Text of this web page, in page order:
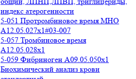
индекс атерогенности
5-051 Протромбиновое время МНО
А12.05.027x1#03-007
5-057 Тромбиновое время
А12.05.028x1
5-059 Фибриноген А09.05.050x1
Биохимический анализ крови